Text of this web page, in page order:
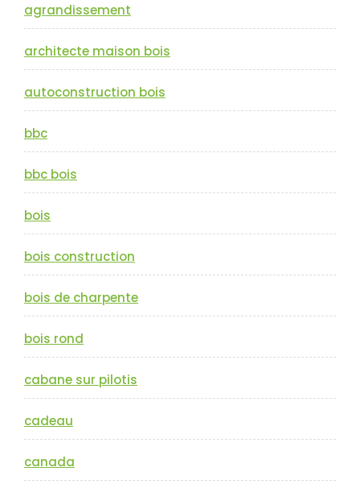
agrandissement
architecte maison bois
autoconstruction bois
bbc
bbc bois
bois
bois construction
bois de charpente
bois rond
cabane sur pilotis
cadeau
canada